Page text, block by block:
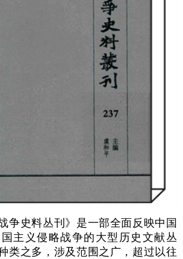
史料丛刊》是一部全面反映中国
主义侵略战争的大型历史文献丛
类之多，涉及范围之广，超过以往